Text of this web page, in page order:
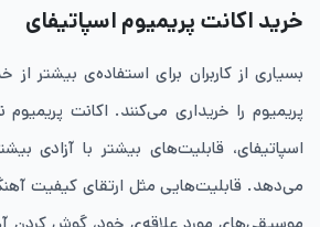
خرید اکانت پریمیوم اسپاتیفای
بسیاری از کاربران برای استفاده‌ی بیشتر از
پریمیوم را خریداری می‌کنند. اکانت
اسپاتیفای، قابلیت‌های بیشتر با آزادی
می‌دهد. قابلیت‌هایی مثل ارتقای کیفیت